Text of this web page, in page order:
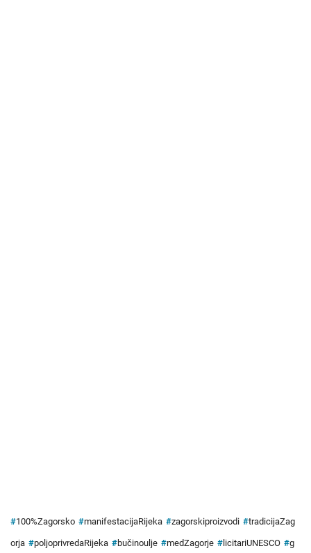
#100%Zagorsko #manifestacijaRijeka #zagorskiproizvodi #tradicijaZag
orja #poljoprivredaRijeka #bučinoulje #medZagorje #licitariUNESCO #g